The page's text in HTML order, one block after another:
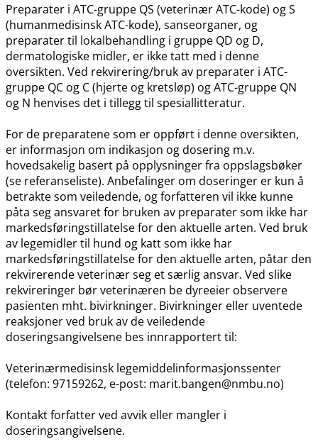
Preparater i ATC-gruppe QS (veterinær ATC-kode) og S
(humanmedisinsk ATC-kode), sanseorganer, og
preparater til lokalbehandling i gruppe QD og D,
dermatologiske midler, er ikke tatt med i denne
oversikten. Ved rekvirering​/​bruk av preparater i ATC-
gruppe QC og C (hjerte og kretsløp) og ATC-gruppe QN
og N henvises det i tillegg til spesiallitteratur.
For de preparatene som er oppført i denne oversikten,
er informasjon om indikasjon og dosering m.v.
hovedsakelig basert på opplysninger fra oppslagsbøker
(se referanseliste). Anbefalinger om doseringer er kun å
betrakte som veiledende, og forfatteren vil ikke kunne
påta seg ansvaret for bruken av preparater som ikke har
markedsføringstillatelse for den aktuelle arten. Ved bruk
av legemidler til hund og katt som ikke har
markedsføringstillatelse for den aktuelle arten, påtar den
rekvirerende veterinær seg et særlig ansvar. Ved slike
rekvireringer bør veterinæren be dyreeier observere
pasienten mht. bivirkninger. Bivirkninger eller uventede
reaksjoner ved bruk av de veiledende
doseringsangivelsene bes innrapportert til:
Veterinærmedisinsk legemiddelinformasjonssenter
(telefon: 97159262, e-post: marit.bangen@nmbu.no)
Kontakt forfatter ved avvik eller mangler i
doseringsangivelsene.